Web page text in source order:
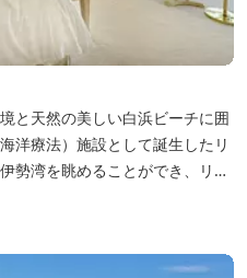
と天然の美しい白浜ビーチに囲
洋療法）施設として誕生したリ
勢湾を眺めることができ、リラ
ます。滞在中は、目の前の海か
以内に新鮮な状態で使用するタ